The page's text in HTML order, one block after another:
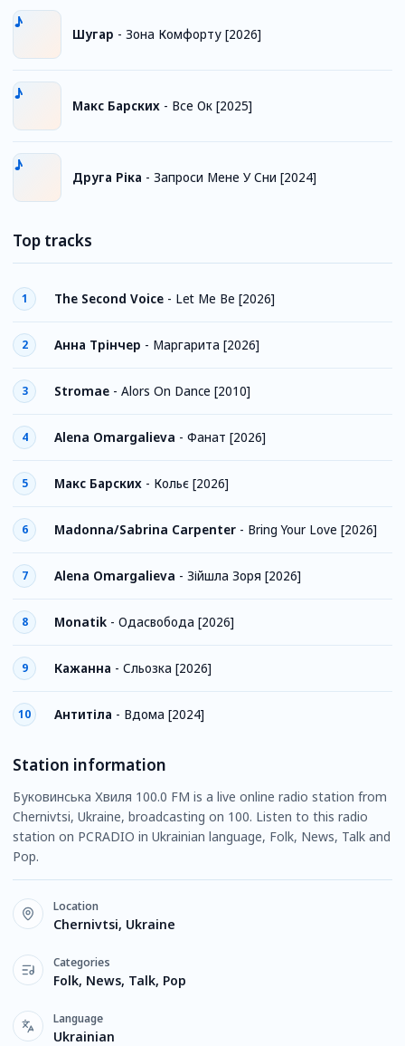
Шугар - Зона Комфорту [2026]
Макс Барских - Все Ок [2025]
Друга Ріка - Запроси Мене У Сни [2024]
Top tracks
1 The Second Voice - Let Me Be [2026]
2 Анна Трінчер - Маргарита [2026]
3 Stromae - Alors On Dance [2010]
4 Alena Omargalieva - Фанат [2026]
5 Макс Барских - Кольє [2026]
6 Madonna/Sabrina Carpenter - Bring Your Love [2026]
7 Alena Omargalieva - Зійшла Зоря [2026]
8 Monatik - Одасвобода [2026]
9 Кажанна - Сльозка [2026]
10 Антитіла - Вдома [2024]
Station information
Буковинська Хвиля 100.0 FM is a live online radio station from
Chernivtsi, Ukraine, broadcasting on 100. Listen to this radio
station on PCRADIO in Ukrainian language, Folk, News, Talk and
Pop.
Location
Chernivtsi, Ukraine
Categories
Folk, News, Talk, Pop
Language
Ukrainian